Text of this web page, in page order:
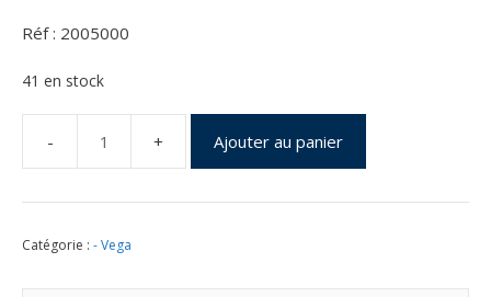
Réf : 2005000
41 en stock
quantité
de
Vega
Ajouter au panier
Catégorie : - Vega